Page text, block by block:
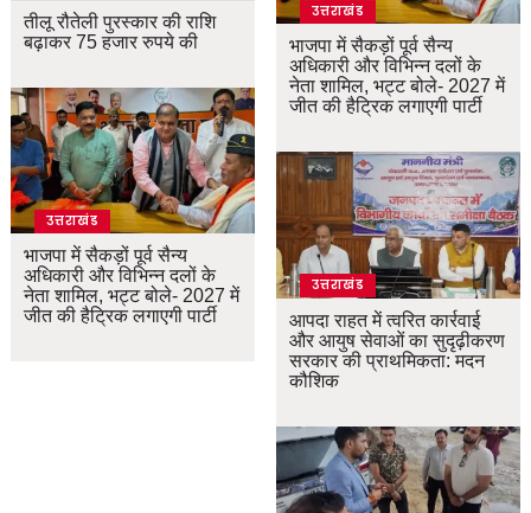
तीलू रौतेली पुरस्कार की राशि
बढ़ाकर 75 हजार रुपये की
उत्तराखंड
भाजपा में सैकड़ों पूर्व सैन्य
अधिकारी और विभिन्न दलों के
नेता शामिल, भट्ट बोले- 2027 में
जीत की हैट्रिक लगाएगी पार्टी
उत्तराखंड
भाजपा में सैकड़ों पूर्व सैन्य
अधिकारी और विभिन्न दलों के
नेता शामिल, भट्ट बोले- 2027 में
जीत की हैट्रिक लगाएगी पार्टी
उत्तराखंड
आपदा राहत में त्वरित कार्रवाई
और आयुष सेवाओं का सुदृढ़ीकरण
सरकार की प्राथमिकता: मदन
कौशिक